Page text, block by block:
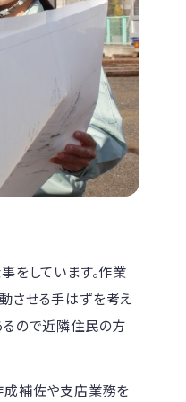
をしています。作業
させる手はずを考え
るので近隣住民の方
成補佐や支店業務を